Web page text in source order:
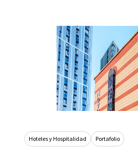
Hoteles y Hospitalidad Portafolio